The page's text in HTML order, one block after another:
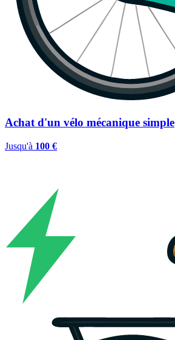
Achat d'un vélo mécanique simple
Jusqu'à 100 €